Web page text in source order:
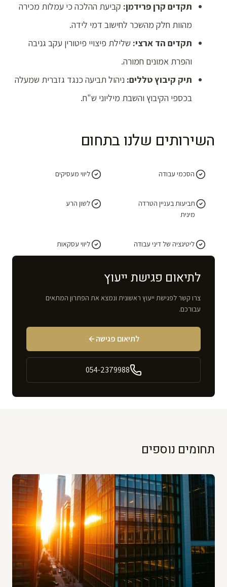
תקדים קרן פרידמן: קביעת ההלכה כי עמלות מכירה
מהוות חלק מהשכר לחישוב דמי לידה.
תקדים הד ארצי: שלילת פיצויי פיטורין עקב גניבה
והפרת אמונים חמורה.
תיק קיבוץ טללים: ניהול תביעה כנגד גזברית שמעלה
בכספי הקיבוץ והשבת מיליוני ש"ח.
השירותים שלנו בתחום
הסכמי עבודה ליווי מעסיקים
תביעות בעניין הטרדה
מינית
לשון הרע
ליטיגציה של דיני עבודה ליווי עסקאות
לתיאום פגישת ייעוץ
צרו קשר לפגישת ייעוץ ראשונית ונמצא את הפתרון המתאים
עבורכם.
לתיאום פגישה
054-2379988
תחומים נוספים